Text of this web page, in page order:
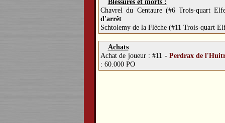
Chavrel du Centaure (#6 Trois-quart
d'arrêt
Schtolemy de la Flèche (#11 Trois-quart
Achats
Achat de joueur :#11 - Perdrax de
: 60.000 PO